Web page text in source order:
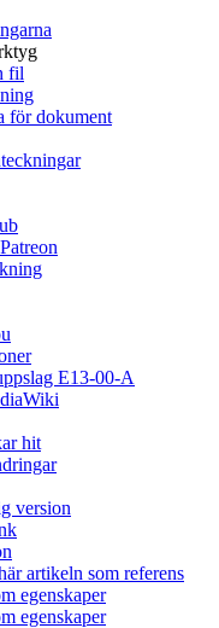
fil
för dokument
E13-00-A
hit
version
artikeln som referens
egenskaper
egenskaper